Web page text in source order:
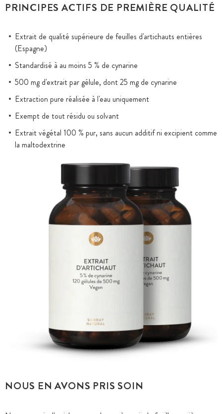
PRINCIPES ACTIFS DE PREMIÈRE QUALITÉ
Extrait de qualité supérieure de feuilles d'artichauts entières
(Espagne)
Standardisé à au moins 5 % de cynarine
500 mg d'extrait par gélule, dont 25 mg de cynarine
Extraction pure réalisée à l'eau uniquement
Exempt de tout résidu ou solvant
Extrait végétal 100 % pur, sans aucun additif ni excipient comme
la maltodextrine
NOUS EN AVONS PRIS SOIN